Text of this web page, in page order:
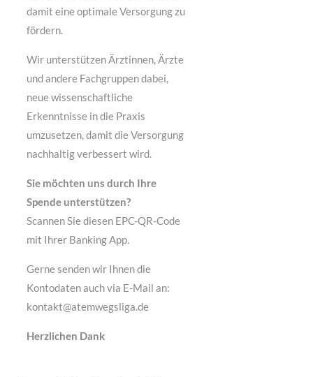
damit eine optimale Versorgung zu
fördern.
Wir unterstützen Ärztinnen, Ärzte
und andere Fachgruppen dabei,
neue wissenschaftliche
Erkenntnisse in die Praxis
umzusetzen, damit die Versorgung
nachhaltig verbessert wird.
Sie möchten uns durch Ihre
Spende unterstützen?
Scannen Sie diesen EPC-QR-Code
mit Ihrer Banking App.
Gerne senden wir Ihnen die
Kontodaten auch via E-Mail an:
kontakt@atemwegsliga.de
Herzlichen Dank